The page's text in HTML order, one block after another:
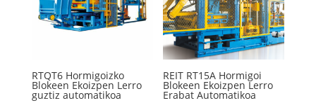
RTQT6 Hormigoizko
Blokeen Ekoizpen Lerro
guztiz automatikoa
REIT RT15A Hormigoi
Blokeen Ekoizpen Lerro
Erabat Automatikoa